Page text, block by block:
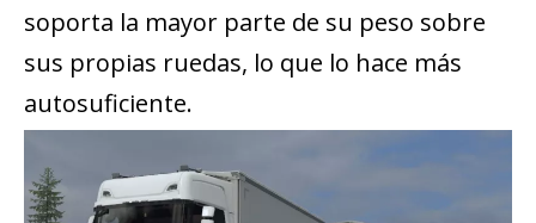
soporta la mayor parte de su peso sobre
sus propias ruedas, lo que lo hace más
autosuficiente.